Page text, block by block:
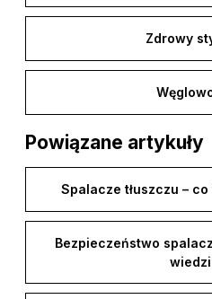
Zdrowy
Powiązane artykuły
Spalacze tłuszczu –
Bezpieczeństwo